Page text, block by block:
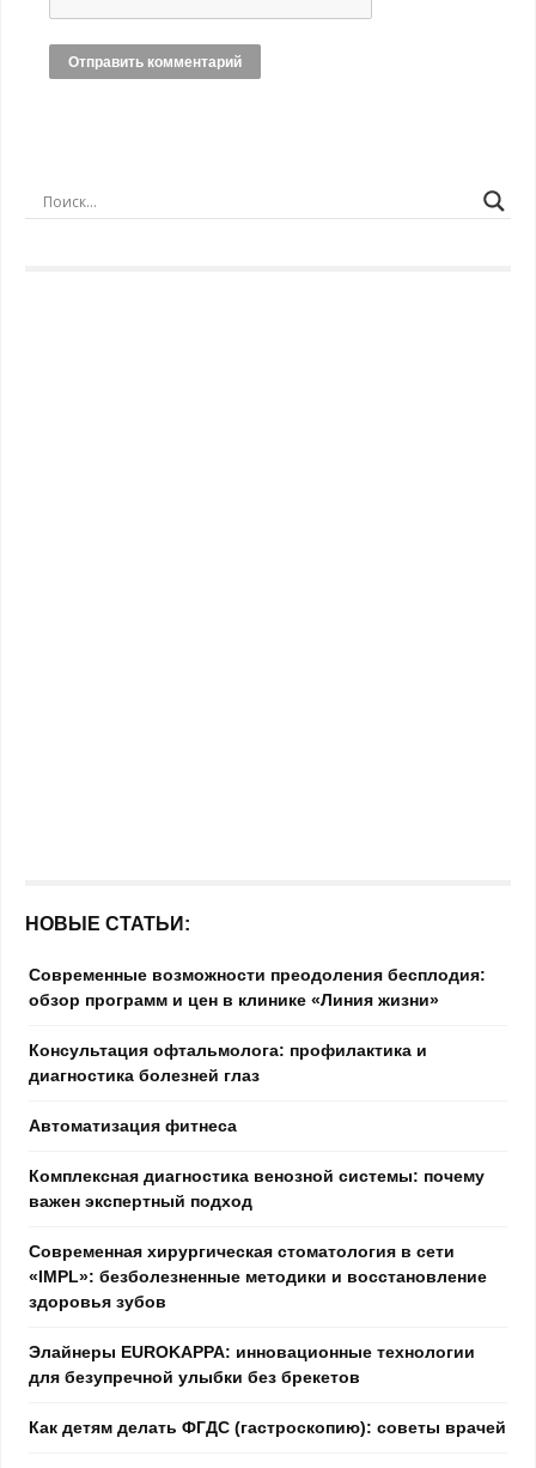
НОВЫЕ СТАТЬИ:
Современные возможности преодоления бесплодия:
обзор программ и цен в клинике «Линия жизни»
Консультация офтальмолога: профилактика и
диагностика болезней глаз
Автоматизация фитнеса
Комплексная диагностика венозной системы: почему
важен экспертный подход
Современная хирургическая стоматология в сети
«IMPL»: безболезненные методики и восстановление
здоровья зубов
Элайнеры EUROKAPPA: инновационные технологии
для безупречной улыбки без брекетов
Как детям делать ФГДС (гастроскопию): советы врачей